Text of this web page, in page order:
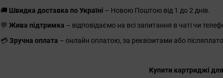
🚚 Швидка доставка по Україні – Новою Поштою від 1 до 2 днів.
💬 Жива підтримка – відповідаємо на всі запитання в чаті чи
💳Зручна оплата – онлайн оплатою, за реквізитами або
Купити картриджі